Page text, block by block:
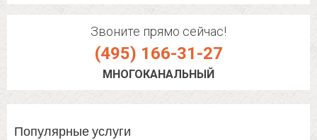
Звоните прямо сейчас!
(495) 166-31-27
МНОГОКАНАЛЬНЫЙ
Популярные услуги